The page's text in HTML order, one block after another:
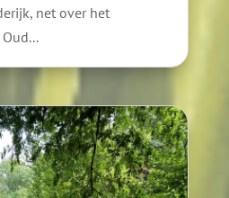
net over het